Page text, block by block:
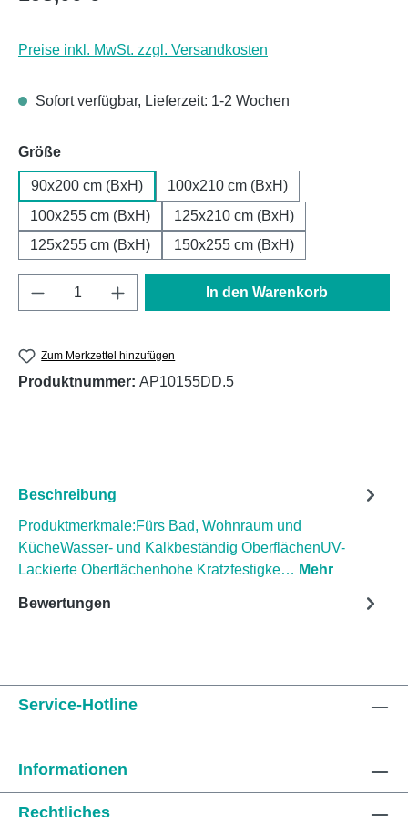
Preise inkl. MwSt. zzgl. Versandkosten
Sofort verfügbar, Lieferzeit: 1-2 Wochen
Größeauswählen
90x200 cm (BxH)
100x210 cm (BxH)
100x255 cm (BxH)
125x210 cm (BxH)
125x255 cm (BxH)
150x255 cm (BxH)
Produkt Anzahl: Gib den gewünschten
In den Warenkorb
Zum Merkzettel hinzufügen
Produktnummer: AP10155DD.5
Beschreibung
Produktmerkmale:Fürs Bad, Wohnraum und
KücheWasser- und Kalkbeständig OberflächenUV-
Lackierte Oberflächenhohe Kratzfestigke… Mehr
Bewertungen
Service-Hotline
Informationen
Rechtliches